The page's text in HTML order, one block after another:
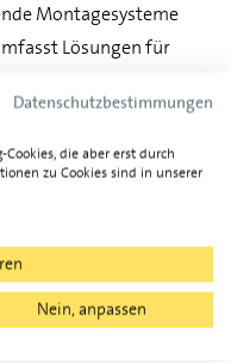
Montagesysteme
Lösungen für
genutzt
sauberes,
Datenschutzbestimmungen
die aber erst durch
zu Cookies sind in unserer
Nein, anpassen